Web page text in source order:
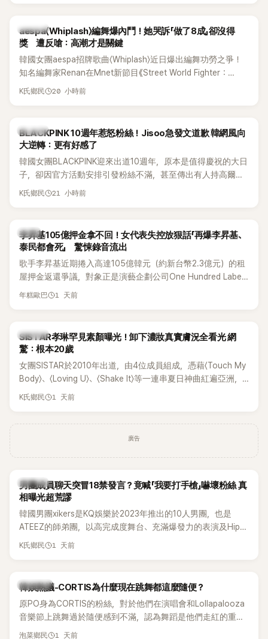
K-POP
aespa〈Whiplash〉編舞爆內鬥！她哭訴「做了8成」卻沒得
獎 遭反嗆：高潮才是關鍵
韓國女團aespa招牌歌曲〈Whiplash〉近日爆出編舞功勞之爭！
知名編舞家Renan在Mnet新節目《Street World Fighter：
Directors' War》預告中，公開談及自己在〈Whiplash〉編舞上的
K氏鄉民 20 小時前
K-POP
BLACKPINK 10週年惹怒粉絲！Jisoo急發文道歉 韓網風向
大逆轉：更有好感了
韓國女團BLACKPINK迎來出道10週年，原本是值得慶祝的大日
子，卻因官方活動安排引發粉絲不滿，甚至傳出有人持高爾夫
球桿到YG娛樂大樓鬧事。Jisoo今（8日）也親自發文向BLINK
K氏鄉民 21 小時前
韓星
李昇基105億押金拿不回！女代表失控放狠話「再爆李昇基、
泰民都會死」 驚悚錄音流出
歌手李昇基近期捲入高達105億韓元（約新台幣2.3億元）的租
屋押金返還爭議，對象正是演藝企劃公司One Hundred Label
代表車佳媛(차가원)。如今事件再掀風波，YouTuber李鎮浩公開
年糕歐巴 1 天前
K-POP
SISTAR孝琳罕見素顏曝光！卸下濃妝真實膚況全看光 網
驚：根本20歲
女團SISTAR於2010年出道，由4位成員組成，憑藉〈Touch My
Body〉、〈Loving U〉、〈Shake It〉等一連串夏日神曲紅遍亞洲，
獲封「夏日女王」。不過，團體在出道滿7年後宣布解散，成員各
K氏鄉民 1 天前
廣告
K-POP
男團成員聊天突冒18禁發言？竟喊「我要打手槍」嚇壞粉絲 真
相曝光超荒謬
韓國男團xikers是KQ娛樂於2023年推出的10人男團，也是
ATEEZ的師弟團，以高完成度舞台、充滿爆發力的表演及Hip-
Hop風格聞名，出道後迅速累積大批海內外粉絲，近年也陸續
K氏鄉民 1 天前
熱議討論
韓娛熱議-CORTIS為什麼現在跳舞都這麼隨便？
原PO身為CORTIS的粉絲，對於他們在演唱會和Lollapalooza
音樂節上跳舞過於隨便感到不滿，認為舞蹈是他們走紅的重要
原因，希望他們能更認真地表演。
泡菜鄉民 1 天前